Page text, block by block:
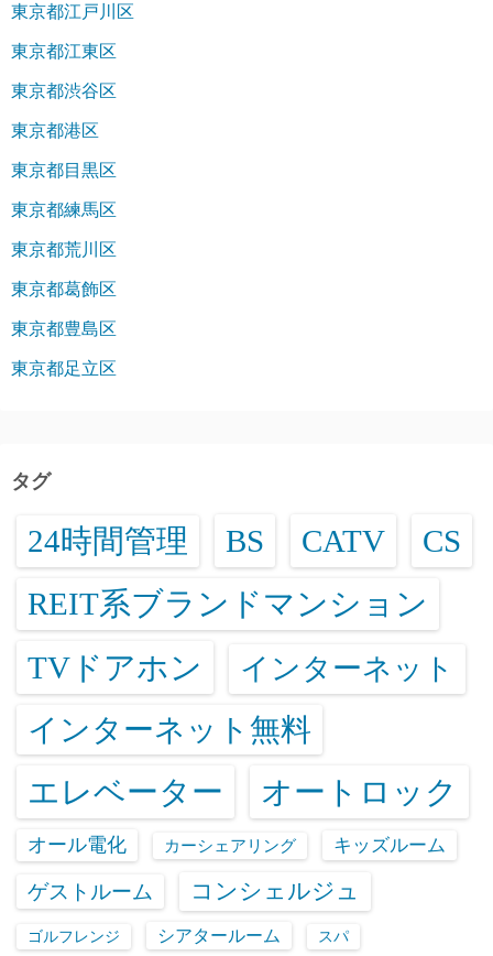
東京都江戸川区
東京都江東区
東京都渋谷区
東京都港区
東京都目黒区
東京都練馬区
東京都荒川区
東京都葛飾区
東京都豊島区
東京都足立区
タグ
24時間管理 BS CATV CS
REIT系ブランドマンション
TVドアホン インターネット
インターネット無料
エレベーター オートロック
オール電化 カーシェアリング キッズルーム
ゲストルーム コンシェルジュ
ゴルフレンジ シアタールーム スパ